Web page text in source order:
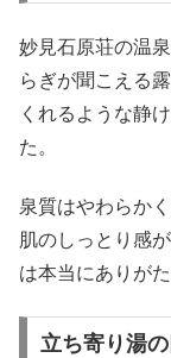
妙見石原荘の温
らぎが聞こえる
くれるような静
た。
泉質はやわらか
肌のしっとり感
は本当にありが
立ち寄り湯